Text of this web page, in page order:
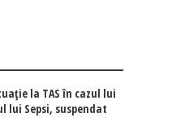
la TAS în cazul lui
lui Sepsi, suspendat